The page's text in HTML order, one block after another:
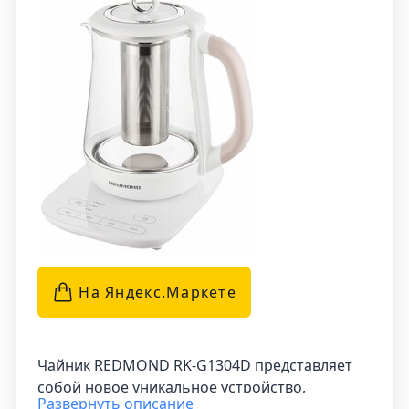
Вт, он нагревает воду всего за несколько
минут, обеспечивая быстрый и эффективный
процесс закипания.
На Яндекс.Маркетe
Чайник REDMOND RK-G1304D представляет
собой новое уникальное устройство,
Развернуть описание